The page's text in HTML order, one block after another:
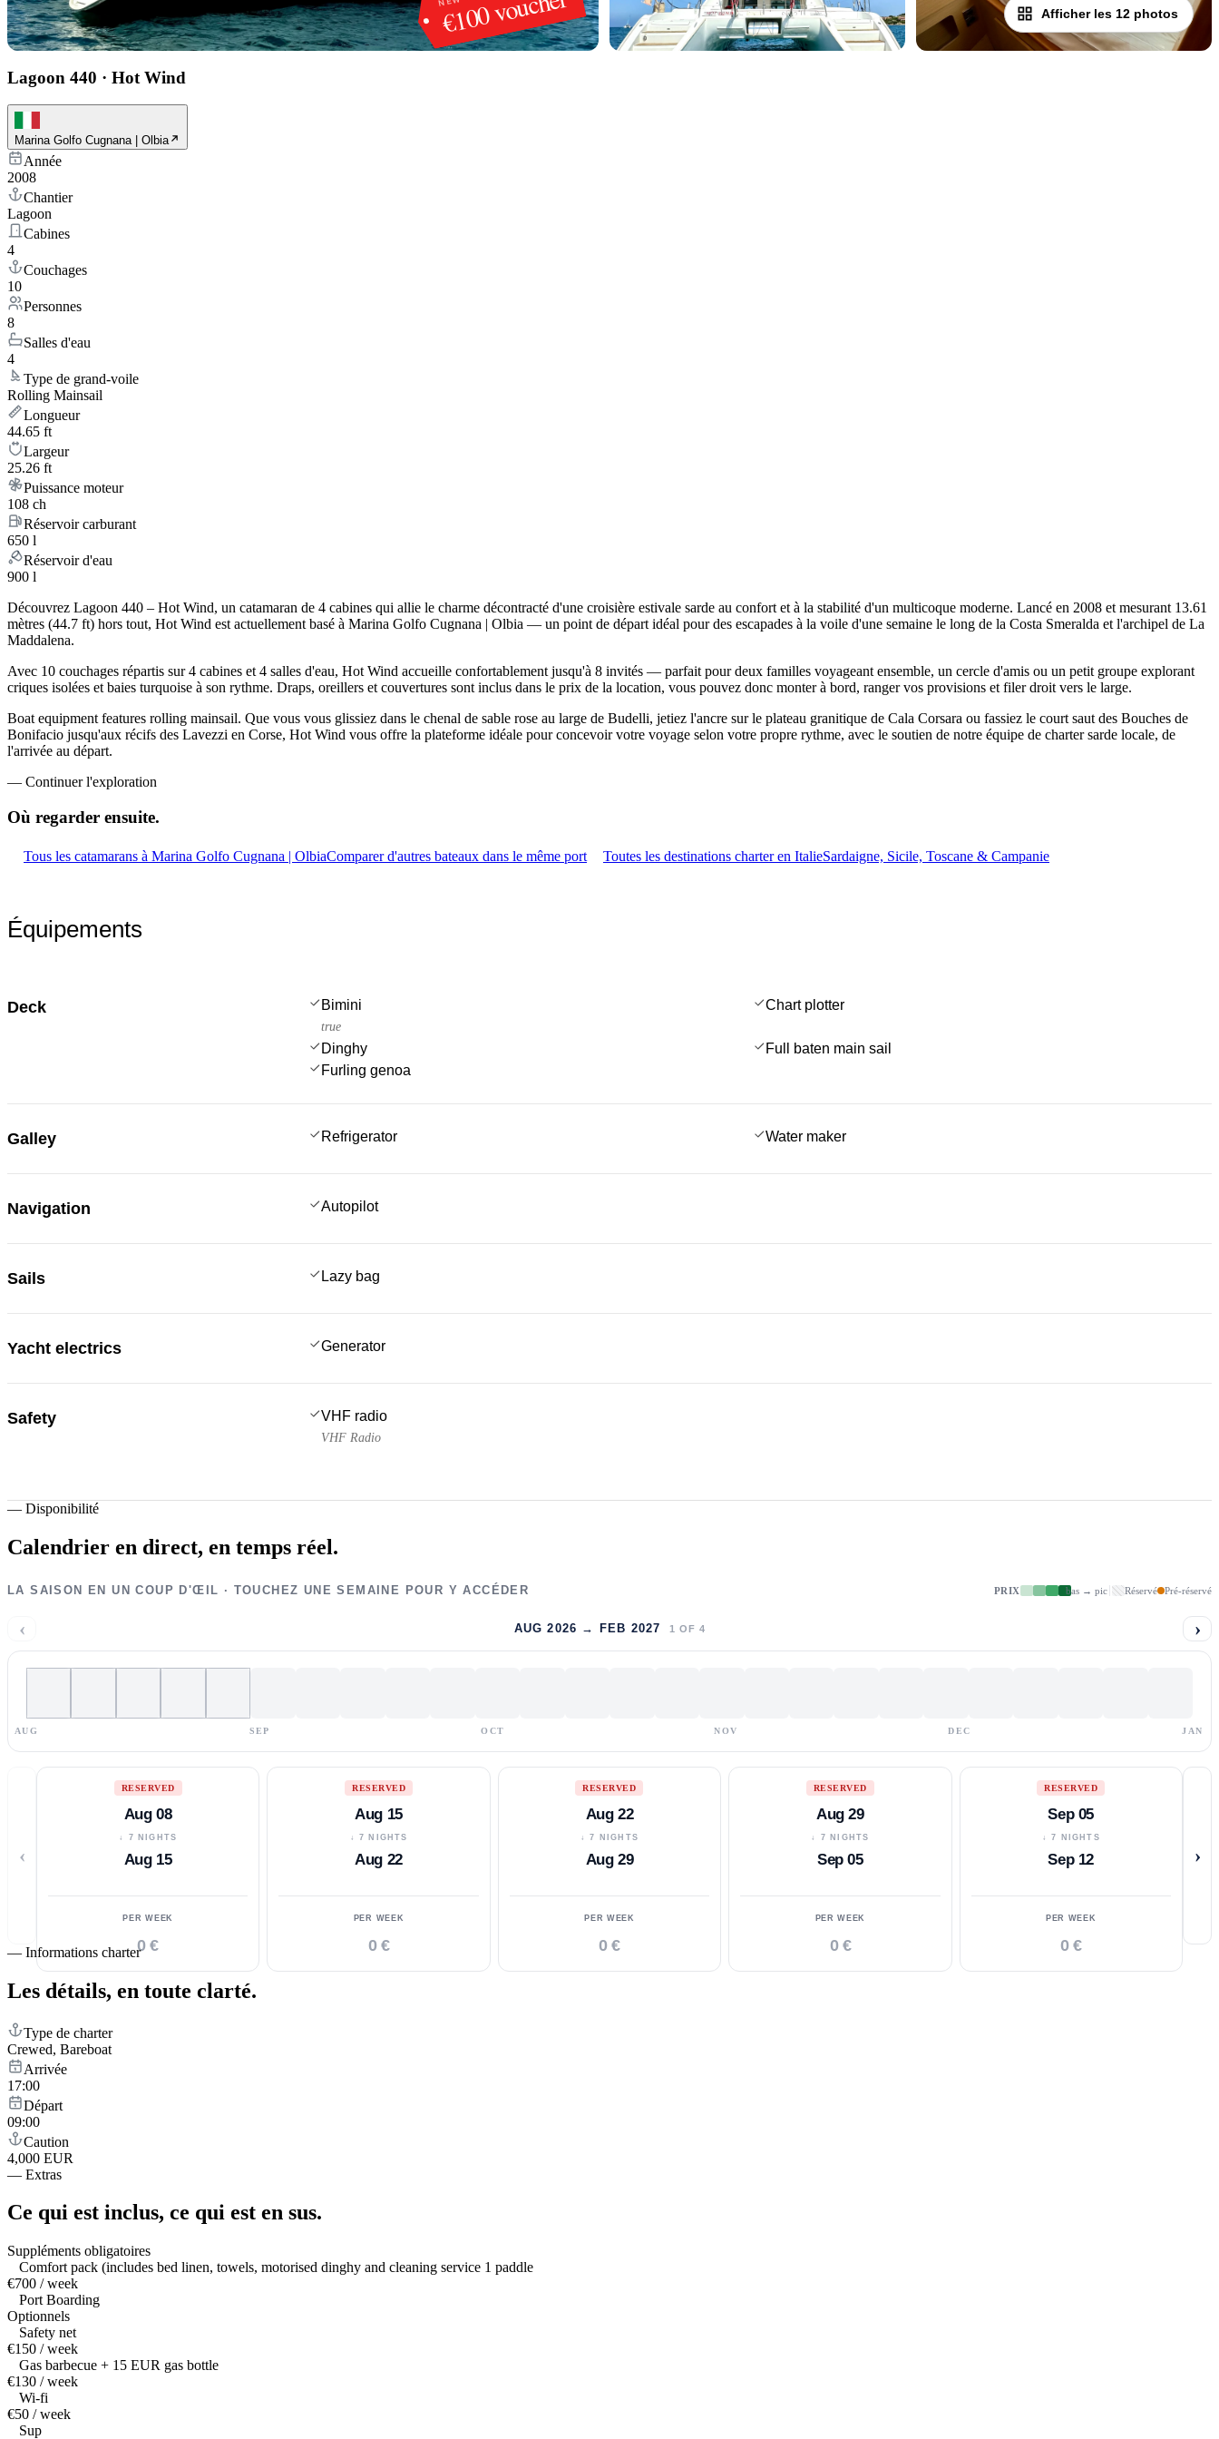
Afficher les 12 photos
Lagoon 440 · Hot Wind
Marina Golfo Cugnana | Olbia
Année
2008
Chantier
Lagoon
Cabines
4
Couchages
10
Personnes
8
Salles d'eau
4
Type de grand-voile
Rolling Mainsail
Longueur
44.65 ft
Largeur
25.26 ft
Puissance moteur
108 ch
Réservoir carburant
650 l
Réservoir d'eau
900 l
Découvrez Lagoon 440 – Hot Wind, un catamaran de 4 cabines qui allie le charme décontracté d'une croisière estivale sarde au confort et à la stabilité d'un multicoque moderne. Lancé en 2008 et mesurant 13.61
mètres (44.7 ft) hors tout, Hot Wind est actuellement basé à Marina Golfo Cugnana | Olbia — un point de départ idéal pour des escapades à la voile d'une semaine le long de la Costa Smeralda et l'archipel de La
Maddalena.
Avec 10 couchages répartis sur 4 cabines et 4 salles d'eau, Hot Wind accueille confortablement jusqu'à 8 invités — parfait pour deux familles voyageant ensemble, un cercle d'amis ou un petit groupe explorant
criques isolées et baies turquoise à son rythme. Draps, oreillers et couvertures sont inclus dans le prix de la location, vous pouvez donc monter à bord, ranger vos provisions et filer droit vers le large.
Boat equipment features rolling mainsail. Que vous vous glissiez dans le chenal de sable rose au large de Budelli, jetiez l'ancre sur le plateau granitique de Cala Corsara ou fassiez le court saut des Bouches de
Bonifacio jusqu'aux récifs des Lavezzi en Corse, Hot Wind vous offre la plateforme idéale pour concevoir votre voyage selon votre propre rythme, avec le soutien de notre équipe de charter sarde locale, de
l'arrivée au départ.
— Continuer l'exploration
Où regarder ensuite.
Tous les catamarans à Marina Golfo Cugnana | OlbiaComparer d'autres bateaux dans le même port Toutes les destinations charter en ItalieSardaigne, Sicile, Toscane & Campanie
Équipements
Deck Bimini
true
Chart plotter
Dinghy
Full baten main sail
Furling genoa
Galley Refrigerator Water maker
Navigation Autopilot
Sails Lazy bag
Yacht electrics Generator
Safety VHF radio
VHF Radio
— Disponibilité
Calendrier en direct, en temps réel.
LA SAISON EN UN COUP D'ŒIL · TOUCHEZ UNE SEMAINE POUR Y ACCÉDER PRIX bas → pic Réservé Pré-réservé
‹ AUG 2026 → FEB 2027 1 OF 4 ›
AUG SEP OCT NOV DEC JAN
‹
RESERVED
Aug 08
↓ 7 NIGHTS
Aug 15
PER WEEK
0 €
RESERVED
Aug 15
↓ 7 NIGHTS
Aug 22
PER WEEK
0 €
RESERVED
Aug 22
↓ 7 NIGHTS
Aug 29
PER WEEK
0 €
RESERVED
Aug 29
↓ 7 NIGHTS
Sep 05
PER WEEK
0 €
RESERVED
Sep 05
↓ 7 NIGHTS
Sep 12
PER WEEK
0 €
›
— Informations charter
Les détails, en toute clarté.
Type de charter
Crewed, Bareboat
Arrivée
17:00
Départ
09:00
Caution
4,000 EUR
— Extras
Ce qui est inclus, ce qui est en sus.
Suppléments obligatoires
Comfort pack (includes bed linen, towels, motorised dinghy and cleaning service 1 paddle
€700 / week
Port Boarding
Optionnels
Safety net
€150 / week
Gas barbecue + 15 EUR gas bottle
€130 / week
Wi-fi
€50 / week
Sup